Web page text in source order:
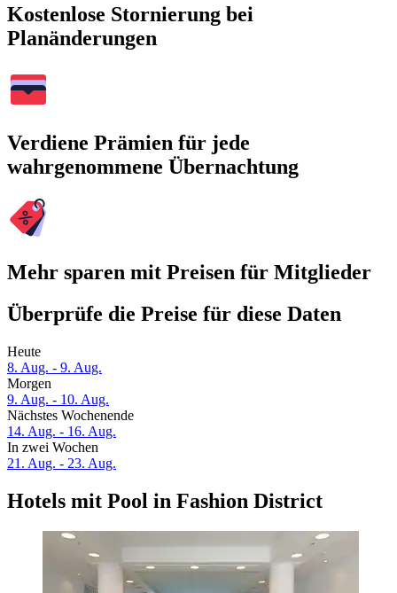
Kostenlose Stornierung bei
Planänderungen
Verdiene Prämien für jede
wahrgenommene Übernachtung
Mehr sparen mit Preisen für Mitglieder
Überprüfe die Preise für diese Daten
Heute
8. Aug. - 9. Aug.
Morgen
9. Aug. - 10. Aug.
Nächstes Wochenende
14. Aug. - 16. Aug.
In zwei Wochen
21. Aug. - 23. Aug.
Hotels mit Pool in Fashion District